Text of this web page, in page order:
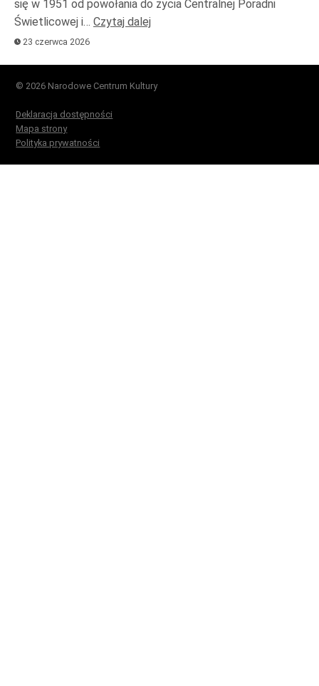
się w 1951 od powołania do życia Centralnej Poradni
Świetlicowej i… Czytaj dalej
23 czerwca 2026
© 2026 Narodowe Centrum Kultury
Deklaracja dostępności
Mapa strony
Polityka prywatności